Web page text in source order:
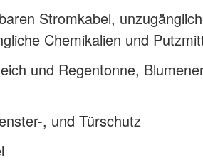
Stromkabel,
Chemikalien und
und Regentonne,
, und Türschutz